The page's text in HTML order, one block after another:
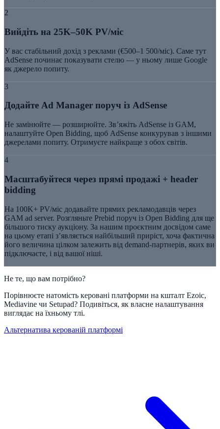
2
Вийдіть на 25K–50K PV/міс
У вас стабільний дохід з реклами (€500–1 500/міс). Саме тут
AdSense починає показувати стелю — у ньому лише Google
як джерело попиту.
3
Додайте Ad Manager поруч із AdSense
Не замінюйте — розширюйте. Зв’яжіть AdSense із GAM,
налаштуйте Open Bidding, щоб AdSense конкурував з іншими
джерелами попиту. Отримуєте найкраще з обох світів.
4
Масштабуйтеся через прямі продажі + header
bidding
На 100K+ PV/міс додавайте прямих рекламодавців через
GAM ad server. Розгляньте Prebid поруч із Open Bidding для ще
більшого тиску аукціону. За нашим проєктним досвідом саме
на цьому етапі з’являється найбільший приріст, хоча фактична
його величина цілком залежить від demand-партнерів, яких ви
підключаєте, і від вашої ніші.
Не те, що вам потрібно?
Порівнюєте натомість керовані платформи на кшталт Ezoic,
Mediavine чи Setupad? Подивіться, як власне налаштування
виглядає на їхньому тлі.
Альтернатива керованій платформі